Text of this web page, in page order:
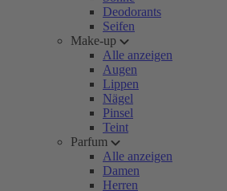
Deodorants
Seifen
Make-up
Alle anzeigen
Augen
Lippen
Nägel
Pinsel
Teint
Parfum
Alle anzeigen
Damen
Herren